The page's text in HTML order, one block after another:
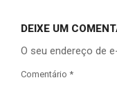
DEIXE UM
O seu endereço de
Comentário *